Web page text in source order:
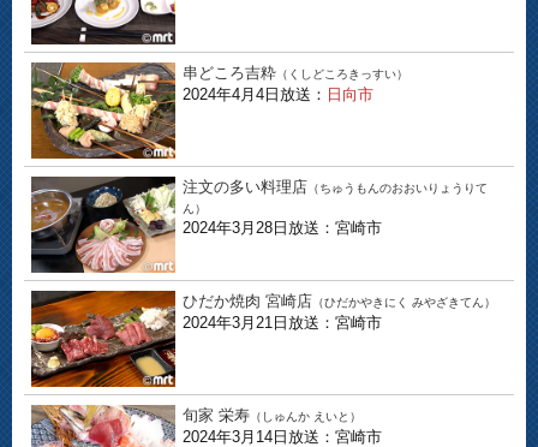
串どころ吉粋 （くしどころきっすい）
2024年4月4日放送： 日向市
注文の多い料理店 （ちゅうもんのおおいりょうりて
ん）
2024年3月28日放送：宮崎市
ひだか焼肉 宮崎店 （ひだかやきにく みやざきてん）
2024年3月21日放送：宮崎市
旬家 栄寿 （しゅんか えいと）
2024年3月14日放送：宮崎市